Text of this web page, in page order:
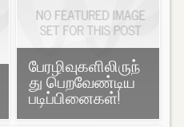
பேரழிவுகளிலிருந்
து பெறவேண்டிய
படிப்பினைகள்!